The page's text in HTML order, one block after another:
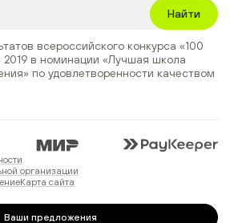
Найти
всероссийского конкурса «100
в номинации «Лучшая школа
по удовлетворенности качеством
организации
Карта сайта
Ваши предложения